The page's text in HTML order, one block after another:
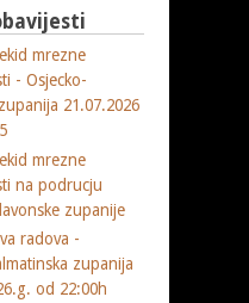
mrezne
- Osjecko-
21.07.2026
mrezne
na podrucju
zupanije
radova -
zupanija
od 22:00h